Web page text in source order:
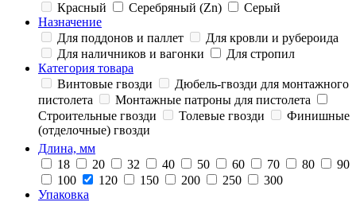
Красный
Серебряный (Zn)
Серый
Назначение
Для поддонов и паллет
Для кровли и рубероида
Для наличников и вагонки
Для стропил
Категория товара
Винтовые гвозди
Дюбель-гвозди для монтажного
пистолета
Монтажные патроны для пистолета
Строительные гвозди
Толевые гвозди
Финишные
(отделочные) гвозди
Длина, мм
18
20 32 40 50 60 70 80
90
100
120 150 200 250
300
Упаковка